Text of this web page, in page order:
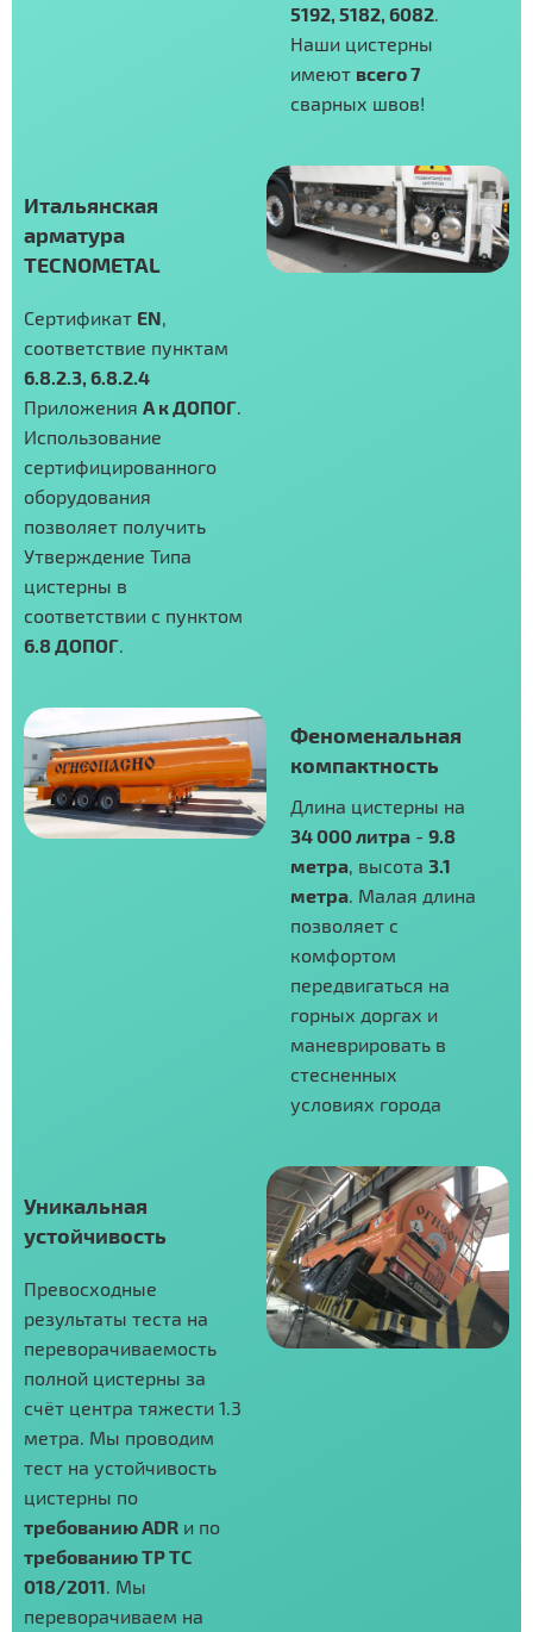
5192, 5182, 6082
Наши цистерны
имеют всего 7
сварных швов!
Итальянская
арматура
TECNOMETAL
Cертификат EN
соответствие пунктам
6.8.2.3, 6.8.2.4
Приложения А к ДОПОГ
Использование
сертифицированного
оборудования
позволяет получить
Утверждение Типа
цистерны в
соответствии с пунктом
6.8 ДОПОГ
Феноменальная
компактность
Длина цистерны на
34 000 литра - 9.8
метра , высота 3.1
метра . Малая длина
позволяет с
комфортом
передвигаться на
горных доргах и
маневрировать в
стесненных
условиях города
Уникальная
устойчивость
Превосходные
результаты теста на
переворачиваемость
полной цистерны за
счёт центра тяжести 1.3
метра. Мы проводим
тест на устойчивость
цистерны по
требованию ADR и по
требованию ТР ТС
018/2011 . Мы
переворачиваем на